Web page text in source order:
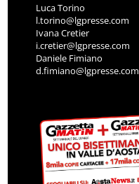
Luca Torino
l.torino@lgpresse.com
Ivana Cretier
i.cretier@lgpresse.com
Daniele Fimiano
d.fimiano@lgpresse.com